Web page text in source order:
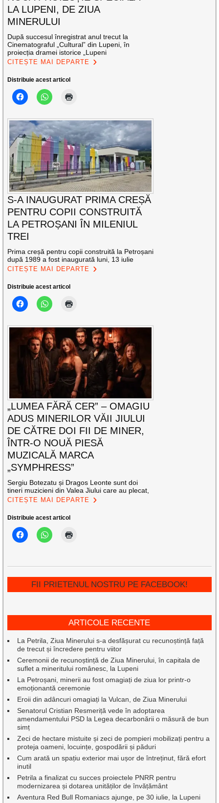
LA LUPENI, DE ZIUA
MINERULUI
După succesul înregistrat anul trecut la
Cinematograful „Cultural” din Lupeni, în
proiecția dramei istorice „Lupeni
CITEȘTE MAI DEPARTE
Distribuie acest articol
S-A INAUGURAT PRIMA CREȘĂ
PENTRU COPII CONSTRUITĂ
LA PETROȘANI ÎN MILENIUL
TREI
Prima creșă pentru copii construită la Petroșani
după 1989 a fost inaugurată luni, 13 iulie
CITEȘTE MAI DEPARTE
Distribuie acest articol
„LUMEA FĂRĂ CER” – OMAGIU
ADUS MINERILOR VĂII JIULUI
DE CĂTRE DOI FII DE MINER,
ÎNTR-O NOUĂ PIESĂ
MUZICALĂ MARCA
„SYMPHRESS”
Sergiu Botezatu și Dragos Leonte sunt doi
tineri muzicieni din Valea Jiului care au plecat,
CITEȘTE MAI DEPARTE
Distribuie acest articol
FII PRIETENUL NOSTRU PE FACEBOOK!
ARTICOLE RECENTE
La Petrila, Ziua Minerului s-a desfășurat cu recunoștință față
de trecut și încredere pentru viitor
Ceremonii de recunoștință de Ziua Minerului, în capitala de
suflet a mineritului românesc, la Lupeni
La Petroșani, minerii au fost omagiați de ziua lor printr-o
emoționantă ceremonie
Eroii din adâncuri omagiați la Vulcan, de Ziua Minerului
Senatorul Cristian Resmeriță vede în adoptarea
amendamentului PSD la Legea decarbonării o măsură de bun
simț
Zeci de hectare mistuite și zeci de pompieri mobilizați pentru a
proteja oameni, locuințe, gospodării și păduri
Cum arată un spațiu exterior mai ușor de întreținut, fără efort
inutil
Petrila a finalizat cu succes proiectele PNRR pentru
modernizarea și dotarea unităților de învățământ
Aventura Red Bull Romaniacs ajunge, pe 30 iulie, la Lupeni